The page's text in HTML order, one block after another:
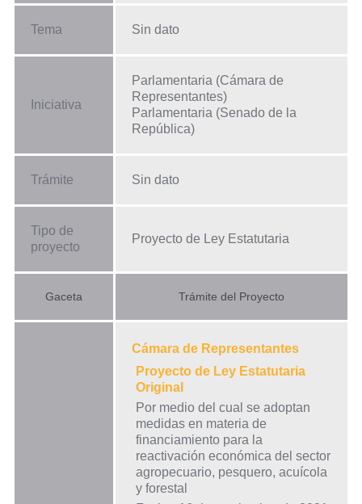
Tema Sin dato
Iniciativa
Parlamentaria (Cámara de
Representantes)
Parlamentaria (Senado de la
República)
Trámite Sin dato
Tipo de
proyecto
Proyecto de Ley Estatutaria
Gaceta Trámite del Proyecto
Cámara de Representantes
Proyecto de Ley Estatutaria
Original
Por medio del cual se adoptan
medidas en materia de
financiamiento para la
reactivación económica del sector
agropecuario, pesquero, acuícola
y forestal